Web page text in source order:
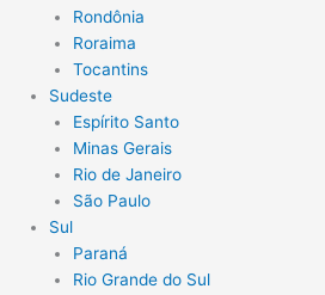
Rondônia
Roraima
Tocantins
Sudeste
Espírito Santo
Minas Gerais
Rio de Janeiro
São Paulo
Sul
Paraná
Rio Grande do Sul